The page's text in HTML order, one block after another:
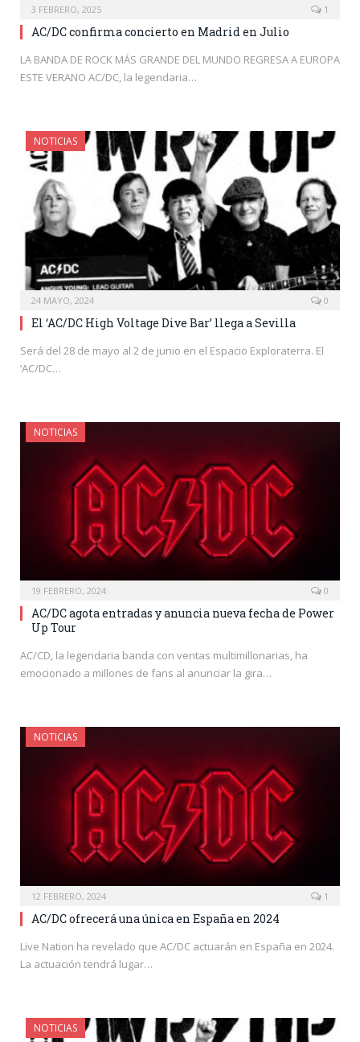
3 FEBRERO, 2025 1
AC/DC confirma concierto en Madrid en Julio
LA BANDA DE ROCK MÁS GRANDE DEL MUNDO REGRESA A EUROPA
ESTE VERANO AC/DC, la legendaria…
NOTICIAS
24 MAYO, 2024 0
El ‘AC/DC High Voltage Dive Bar’ llega a Sevilla
Será del 28 de mayo al 2 de junio en el Espacio Exploraterra. El
‘AC/DC…
NOTICIAS
19 FEBRERO, 2024 0
AC/DC agota entradas y anuncia nueva fecha de Power
Up Tour
AC/CD, la legendaria banda con ventas multimillonarias, ha
emocionado a millones de fans al anunciar la gira…
NOTICIAS
12 FEBRERO, 2024 1
AC/DC ofrecerá una única en España en 2024
Live Nation ha revelado que AC/DC actuarán en España en 2024.
La actuación tendrá lugar…
NOTICIAS